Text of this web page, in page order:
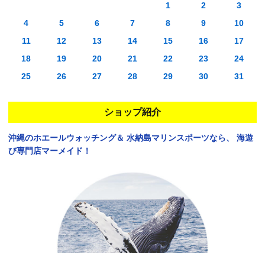
1
2
3
4
5 6 7 8 9
10
11
12 13 14 15 16
17
18
19 20 21 22 23
24
25
26 27 28 29 30 31
ショップ紹介
沖縄のホエールウォッチング＆ 水納島マリンスポーツなら、
海遊
び専門店マーメイド！